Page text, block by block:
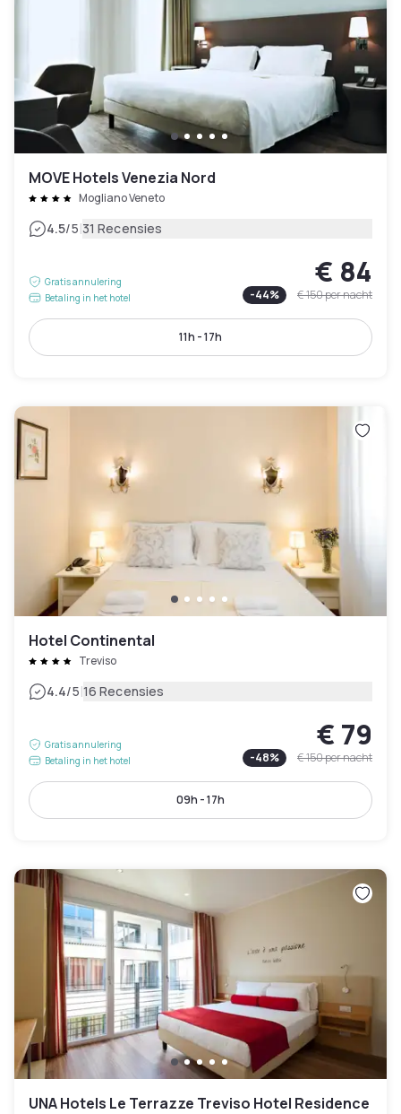
MOVE Hotels Venezia Nord
Mogliano Veneto
4.5/5|31 Recensies
Gratis annulering
Betaling in het hotel
€ 84
-44% € 150per nacht
11h - 17h
Hotel Continental
Treviso
4.4/5|16 Recensies
Gratis annulering
Betaling in het hotel
€ 79
-48% € 150per nacht
09h - 17h
UNA Hotels Le Terrazze Treviso Hotel Residence